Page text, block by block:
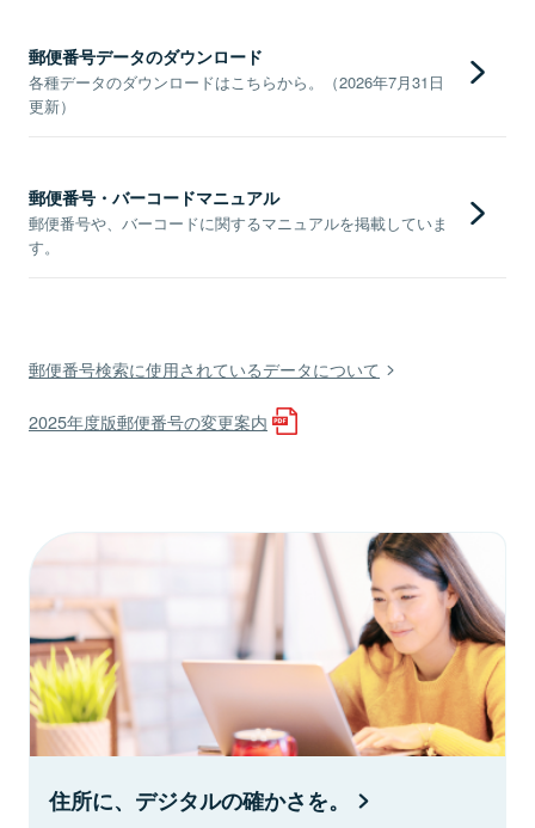
郵便番号データのダウンロード
各種データのダウンロードはこちらから。（2026年7月31日
更新）
郵便番号・バーコードマニュアル
郵便番号や、バーコードに関するマニュアルを掲載していま
す。
郵便番号検索に使用されているデータについて
2025年度版郵便番号の変更案内
住所に、デジタルの確かさを。